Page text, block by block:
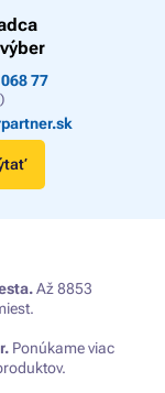
77
Až 8853
Ponúkame viac